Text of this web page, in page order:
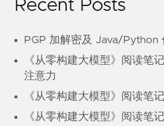
Recent Posts
PGP 加解密及 Java/Python
《从零构建大模型》阅读笔
注意力
《从零构建大模型》阅读笔
《从零构建大模型》阅读笔